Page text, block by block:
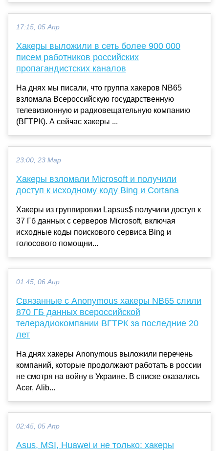
17:15, 05 Апр
Хакеры выложили в сеть более 900 000
писем работников российских
пропагандистских каналов
На днях мы писали, что группа хакеров NB65
взломала Всероссийскую государственную
телевизионную и радиовещательную компанию
(ВГТРК). А сейчас хакеры ...
23:00, 23 Мар
Хакеры взломали Microsoft и получили
доступ к исходному коду Bing и Cortana
Хакеры из группировки Lapsus$ получили доступ к
37 Гб данных с серверов Microsoft, включая
исходные коды поискового сервиса Bing и
голосового помощни...
01:45, 06 Апр
Связанные с Anonymous хакеры NB65 слили
870 ГБ данных всероссийской
телерадиокомпании ВГТРК за последние 20
лет
На днях хакеры Anonymous выложили перечень
компаний, которые продолжают работать в россии
не смотря на войну в Украине. В списке оказались
Acer, Alib...
02:45, 05 Апр
Asus, MSI, Huawei и не только: хакеры